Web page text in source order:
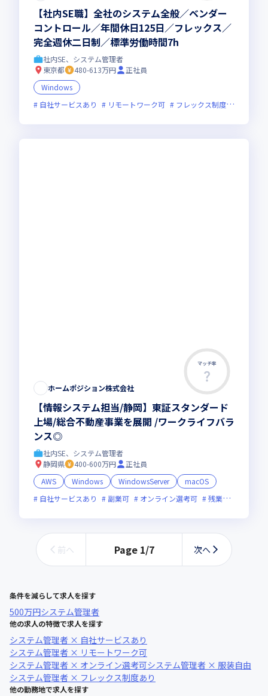
【社内SE職】全社のシステム全般／ベンダー
コントロール／年間休日125日／フレックス／
完全週休二日制／標準労働時間7h
社内SE、システム管理者
東京都
480-613万円
正社員
Windows
自社サービスあり
リモートワーク可 フレックス制度あり
マッチ率
ホームポジション株式会社
【情報システム担当/静岡】東証スタンダード
上場/総合不動産事業を展開 /ワークライフバラ
ンス◎
社内SE、システム管理者
静岡県
400-600万円
正社員
AWS
Windows WindowsServer
macOS
自社サービスあり
副業可 オンライン選考可 残業月20時間未満
前へ Page 1/7 次へ
条件を減らして求人を探す
500万円システム管理者
他の求人の特徴で求人を探す
システム管理者 × 自社サービスあり
システム管理者 × リモートワーク可
システム管理者 × オンライン選考可システム管理者 × 服装自由
システム管理者 × フレックス制度あり
他の勤務地で求人を探す